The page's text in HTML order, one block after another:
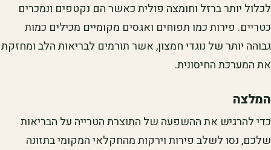
לכלול יותר ברזל וחומצה פולית כאשר הם נקטפים ונמכרים
כטריים. פירות כמו תפוחים ואגסים מקומיים מכילים כמות
גבוהה יותר של נוגדי חמצון, אשר תורמים לבריאות הלב ומחזקת
את המערכת החיסונית.
המלצה
כדי להרגיש את ההשפעה של התוצרת הטרייה על הבריאות
שלכם, נסו לשלב פירות וירקות מהחקלאי המקומי בתזונה